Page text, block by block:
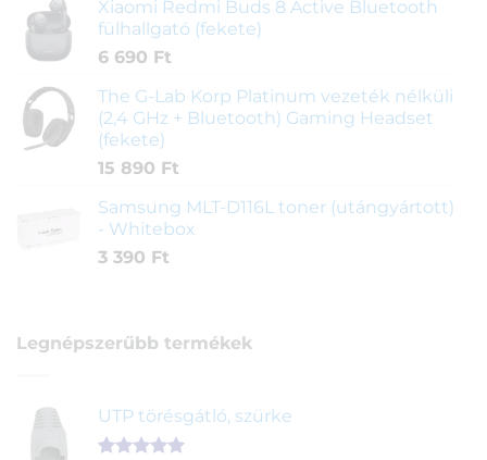
Xiaomi Redmi Buds 8 Active Bluetooth
fülhallgató (fekete)
6 690 Ft
The G-Lab Korp Platinum vezeték nélküli
(2,4 GHz + Bluetooth) Gaming Headset
(fekete)
15 890 Ft
Samsung MLT-D116L toner (utángyártott)
- Whitebox
3 390 Ft
Legnépszerűbb termékek
UTP törésgátló, szürke